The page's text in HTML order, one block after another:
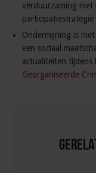
verduurzaming niet
Ondermijning is
een sociaal
actualiteiten tijdens
Georganiseerde